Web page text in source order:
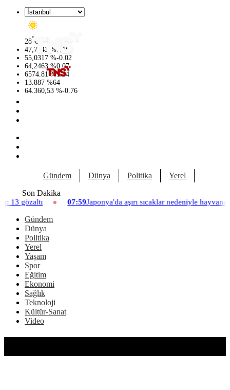
28°C
47,7143 %0.16
55,0317 %-0.02
64,2463 %0.07
6574.81 %1.44
13.887 %64
64.360,53 %-0.76
Gündem Dünya Politika Yerel
Son Dakika
aşırı sıcaklar nedeniyle hayvanat bahçesinde üç aslan öldü
Gündem
Dünya
Politika
Yerel
Yaşam
Spor
Eğitim
Ekonomi
Sağlık
Teknoloji
Kültür-Sanat
Video